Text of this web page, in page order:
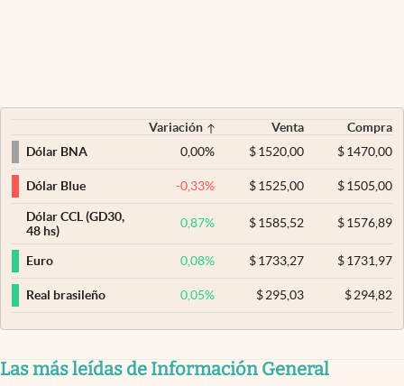
Variación Venta
Compra
Dólar BNA
0,00% $ 1520,00 $1470,00
Dólar Blue -0,33% $ 1525,00 $1505,00
Dólar CCL (GD30,
48 hs)
0,87% $ 1585,52 $1576,89
Euro 0,08% $ 1733,27 $1731,97
Real brasileño 0,05% $ 295,03 $294,82
Las más leídas de Información General